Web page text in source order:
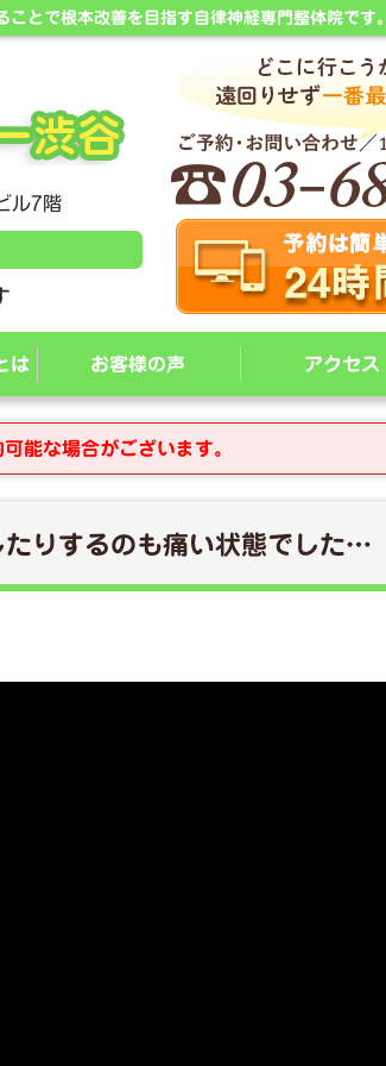
とで根本改善を目指す自律神経専門整体院です。
ル7階
は お客様の声 アクセス
能な場合がございます。
りするのも痛い状態でした…